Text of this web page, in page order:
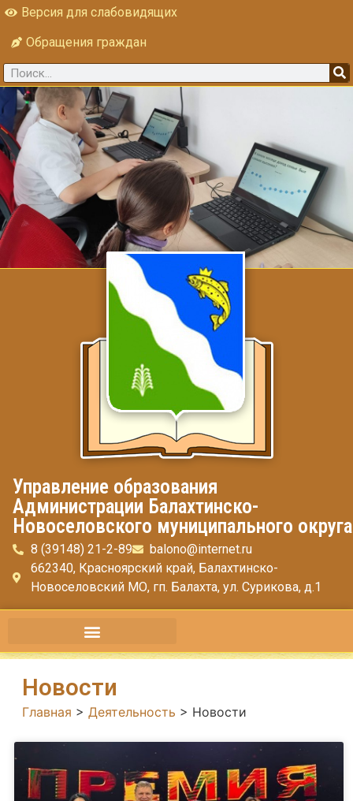
Версия для слабовидящих
Обращения граждан
Управление образования
Администрации Балахтинско-
Новоселовского муниципального округа
8 (39148) 21-2-89
balono@internet.ru
662340, Красноярский край, Балахтинско-
Новоселовский МО, гп. Балахта, ул. Сурикова, д.1
Новости
Главная > Деятельность > Новости